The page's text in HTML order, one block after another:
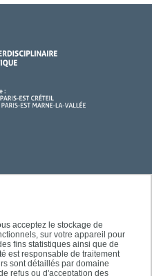
acceptez le stockage de
sur votre appareil pour
fins statistiques ainsi que de
est responsable de traitement
sont détaillés par domaine
refus ou d'acceptation des